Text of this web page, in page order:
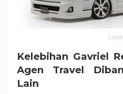
Kelebihan Gavriel
Agen Travel
Lain